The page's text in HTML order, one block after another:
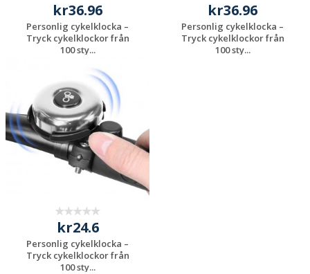
kr36.96
Personlig cykelklocka –
Tryck cykelklockor från
100 sty...
Begär en
kostnadsfri offert
kr36.96
Personlig cykelklocka –
Tryck cykelklockor från
100 sty...
kr24.6
Personlig cykelklocka –
Tryck cykelklockor från
100 sty...